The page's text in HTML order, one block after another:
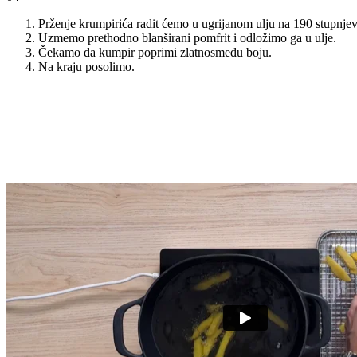
Prženje krumpirića radit ćemo u ugrijanom ulju na 190
Uzmemo prethodno blanširani pomfrit i odložimo ga u ulje.
Čekamo da kumpir poprimi zlatnosmeđu boju.
Na kraju posolimo.